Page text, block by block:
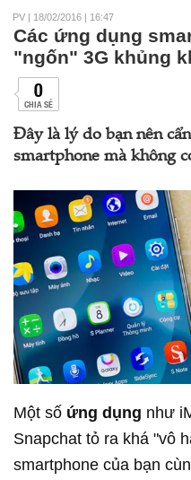
PV | 18/02/2016 | 16:47
Các ứng dụng
"ngốn" 3G khủng
0
CHIA SẺ
Đây là lý do bạn nên
smartphone mà không
Một số ứng dụng như
Snapchat tỏ ra khá "vô
smartphone của bạn